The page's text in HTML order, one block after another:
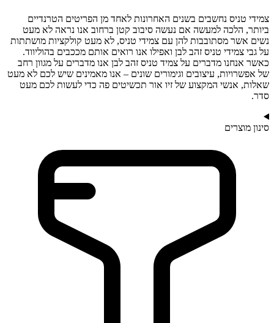
צמידי טניס נחשבים בשנים האחרונות לאחד מן הפריטים הטרנדיים
ביותר, הלכה למעשה אם נעשה סיבוב קטן ברחוב אנו נראה לא מעט
נשים אשר מסתובבות להן עם צמידי טניס, לא מעט קולקציות מושתתות
על גבי צמידי טניס זהב לבן ואפילו אנו רואים אותם מככבים בהוליווד.
כאשר אנחנו מדברים על צמיד טניס זהב לבן אנו מדברים על מגוון רחב
של אפשרויות, עיצובים וגימורים שונים – אנו מאמינים שיש לכם לא מעט
שאלות, אנשי המקצוע של זיו אור תכשיטים פה כדי לעשות לכם מעט
סדר.
סינון מוצרים